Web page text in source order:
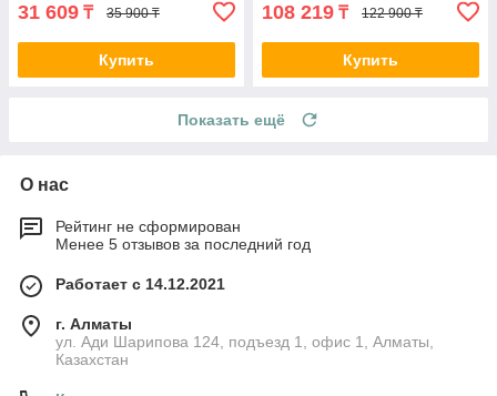
31 609 ₸ 35 900 ₸
Купить
108 219 ₸ 122 900 ₸
Купить
Показать ещё
О нас
Рейтинг не сформирован
Менее 5 отзывов за последний год
Работает с 14.12.2021
г. Алматы
ул. Ади Шарипова 124, подъезд 1, офис 1, Алматы,
Казахстан